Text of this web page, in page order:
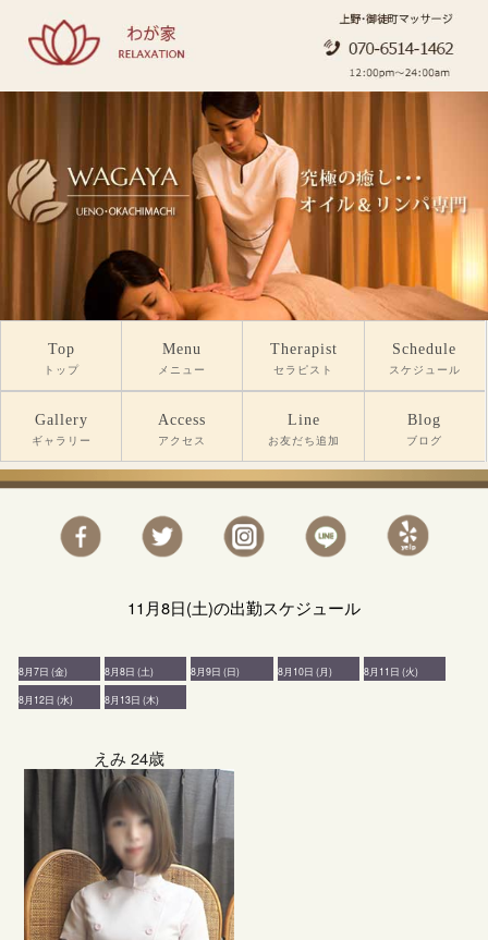
Top
トップ
Menu
メニュー
Therapist
セラピスト
Schedule
スケジュール
Gallery
ギャラリー
Access
アクセス
Line
お友だち追加
Blog
ブログ
11月8日(土)の出勤スケジュール
8月7日 (金) 8月8日 (土) 8月9日 (日) 8月10日 (月) 8月11日 (火)
8月12日 (水) 8月13日 (木)
えみ 24歳